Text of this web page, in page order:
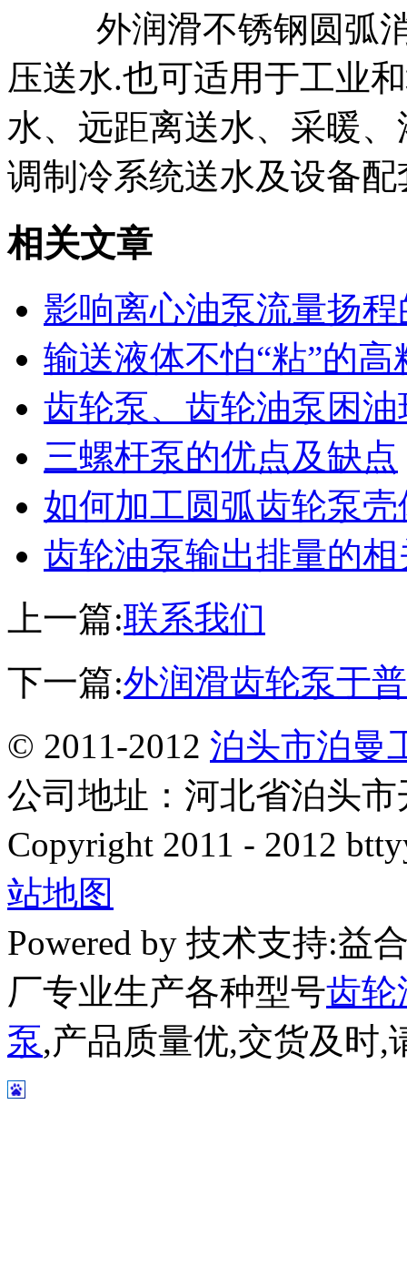
外润滑不锈钢圆弧消
压送水.也可适用于工业
水、远距离送水、采暖
调制冷系统送水及设备
相关文章
影响离心油泵流量扬
输送液体不怕“粘”的高
齿轮泵、齿轮油泵困油
三螺杆泵的优点及缺点
如何加工圆弧齿轮泵壳
齿轮油泵输出排量的
上一篇:联系我们
下一篇:外润滑齿轮泵于
© 2011-2012 泊头市泊曼
公司地址：河北省泊头
Copyright 2011 - 2012
站地图
Powered by 技术支持:益
厂专业生产各种型号齿轮
泵,产品质量优,交货及时,